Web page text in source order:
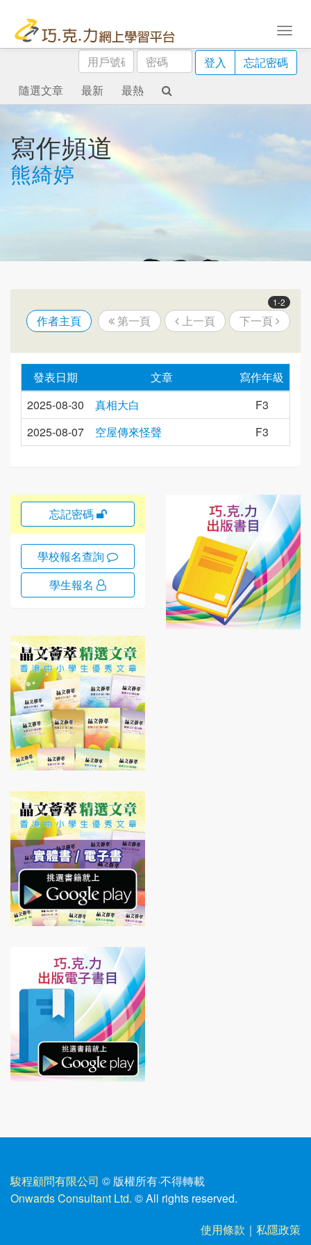
用
戶
號
碼
密
碼
登入
忘記密碼
隨選文章
最新 最熱
寫作頻道
熊綺婷
1-2
作者主頁 第一頁 上一頁 下一頁
發表日期 文章
寫作年級
2025-08-30
真相大白
F3
2025-08-07
空屋傳來怪聲 F3
忘記密碼
學校報名查詢
學生報名
駿程顧問有限公司 © 版權所有·不得轉載
Onwards Consultant Ltd. © All rights reserved.
使用條款 ｜ 私隱政策